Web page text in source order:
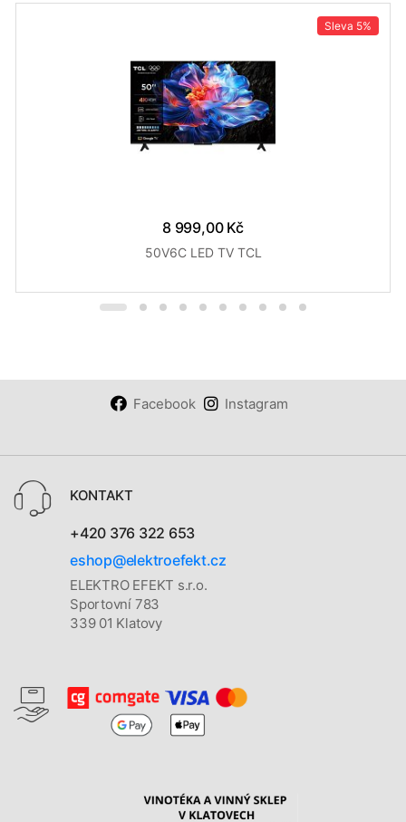
Sleva 5%
8 999,00 Kč
50V6C LED TV TCL
Facebook Instagram
KONTAKT
+420 376 322 653
eshop@elektroefekt.cz
ELEKTRO EFEKT s.r.o.
Sportovní 783
339 01 Klatovy